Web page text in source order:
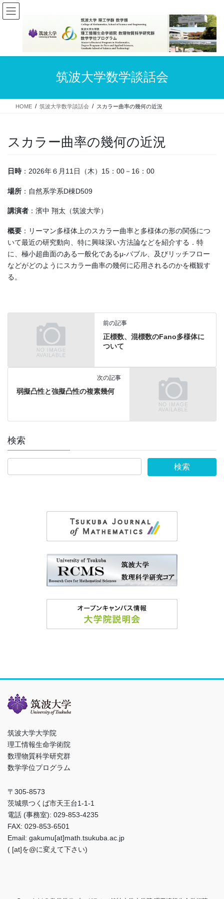
コ
ン
へ
プ
ナ
ビ
ョ
動
筑波大学数学談話会
HOME 筑波大学数学談話会 スカラー曲率の幾何の近況
スカラー曲率の幾何の近況
日時：2026年６月11日（木）15：00－16：00
場所 ：自然系学系D棟D509
講演者 ：濱中 翔太（筑波大学）
概要 ：リーマン多様体上のスカラー曲率と多様体の形の関係につ
いて最近の研究動向、特に興味深い方法論などを紹介する．特
に、極小超曲面のある一般化であるμ-バブル、及びリッチフロー
などがどのようにスカラー曲率の幾何に応用されるのかを概観す
る。
前の記事
正標数、混標数のFano多様体に
ついて
次の記事
弱擬凸性と強擬凸性の複素幾何
検索
筑波大学大学院
理工情報生命学術院
数理物質科学研究群
数学学位プログラム
〒305-8573
茨城県つくば市天王台1-1-1
電話 (事務室): 029-853-4235
FAX: 029-853-6501
Email: gakumu[at]math.tsukuba.ac.jp
( [at]を@に変えて下さい)